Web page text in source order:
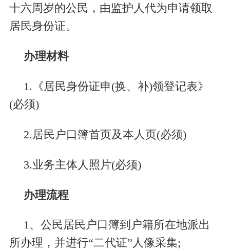
十六周岁的公民，由监护人代为申请领取
居民身份证。
办理材料
1. 《居民身份证申(换、补)领登记表》
(必须)
2. 居民户口簿首页及本人页(必须)
3.业务主体人照片(必须)
办理流程
1、公民居民户口簿到户籍所在地派出
所办理，并进行“二代证”人像采集;